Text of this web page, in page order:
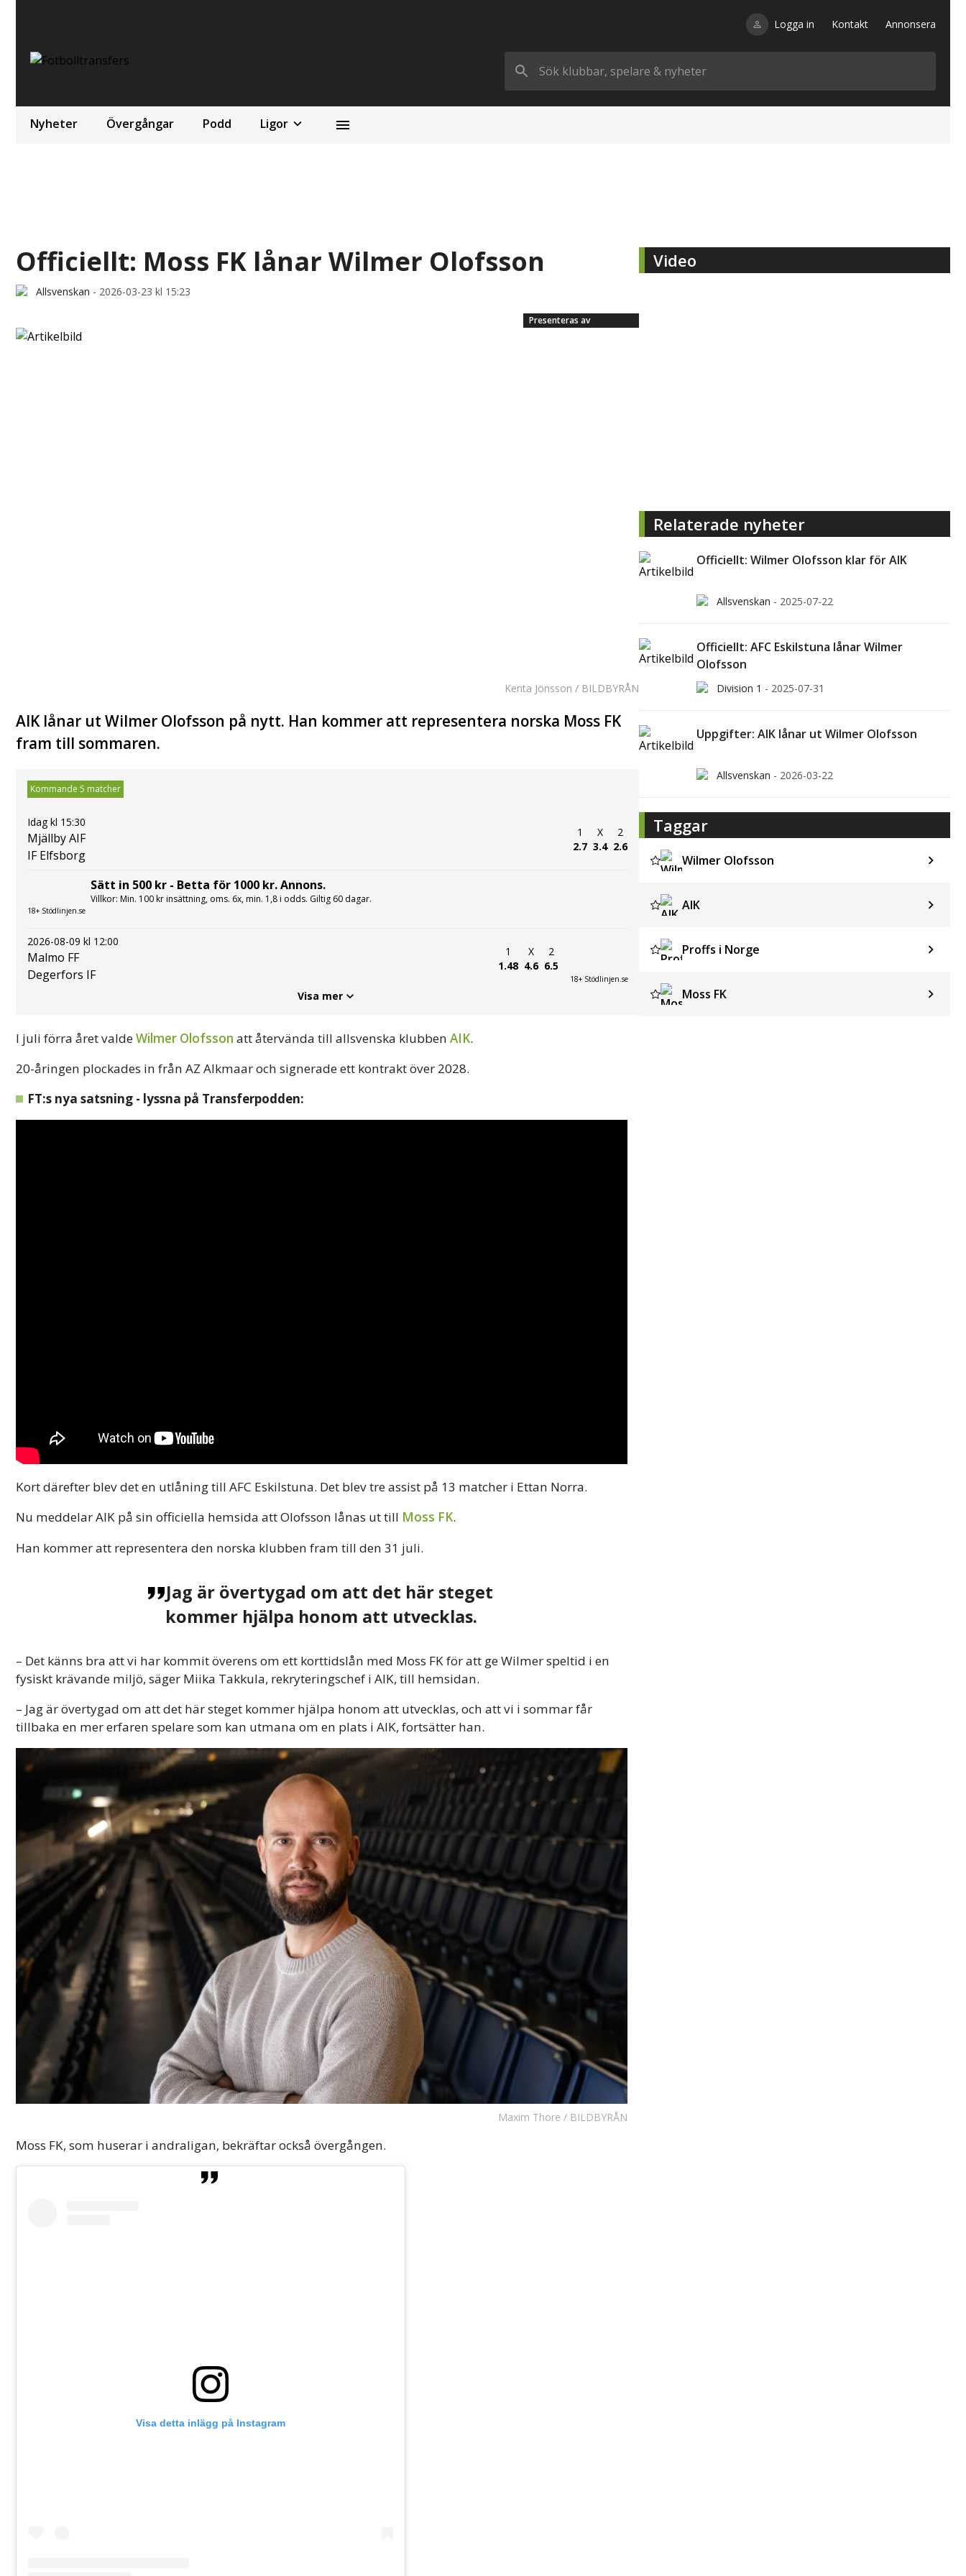
Logga in Kontakt Annonsera
Nyheter Övergångar Podd Ligor
Officiellt: Moss FK lånar Wilmer Olofsson
Allsvenskan - 2026-03-23 kl 15:23
Presenteras av
Kenta Jönsson / BILDBYRÅN
AIK lånar ut Wilmer Olofsson på nytt. Han kommer att representera norska Moss FK
fram till sommaren.
Kommande 5 matcher
Idag kl 15:30
Mjällby AIF
IF Elfsborg
1
2.7
X
3.4
2
2.6
18+ Stödlinjen.se
Sätt in 500 kr - Betta för 1000 kr. Annons.
Villkor: Min. 100 kr insättning, oms. 6x, min. 1,8 i odds. Giltig 60 dagar.
2026-08-09 kl 12:00
Malmo FF
Degerfors IF
1
1.48
X
4.6
2
6.5
18+ Stödlinjen.se
Visa mer
I juli förra året valdeWilmer Olofsson att återvända till allsvenska klubben AIK.
20-åringen plockades in från AZ Alkmaar och signerade ett kontrakt över 2028.
FT:s nya satsning - lyssna på Transferpodden:
Kort därefter blev det en utlåning till AFC Eskilstuna. Det blev tre assist på 13 matcher i Ettan Norra.
Nu meddelar AIK på sin officiella hemsida att Olofsson lånas ut till Moss FK.
Han kommer att representera den norska klubben fram till den 31 juli.
Jag är övertygad om att det här steget
kommer hjälpa honom att utvecklas.
– Det känns bra att vi har kommit överens om ett korttidslån med Moss FK för att ge Wilmer speltid i en
fysiskt krävande miljö, säger Miika Takkula, rekryteringschef i AIK, till hemsidan.
– Jag är övertygad om att det här steget kommer hjälpa honom att utvecklas, och att vi i sommar får
tillbaka en mer erfaren spelare som kan utmana om en plats i AIK, fortsätter han.
Maxim Thore / BILDBYRÅN
Moss FK, som huserar i andraligan, bekräftar också övergången.
Visa detta inlägg på Instagram
Video
Relaterade nyheter
Officiellt: Wilmer Olofsson klar för AIK
Allsvenskan - 2025-07-22
Officiellt: AFC Eskilstuna lånar Wilmer
Olofsson
Division 1 - 2025-07-31
Uppgifter: AIK lånar ut Wilmer Olofsson
Allsvenskan - 2026-03-22
Taggar
Wilmer Olofsson
AIK
Proffs i Norge
Moss FK